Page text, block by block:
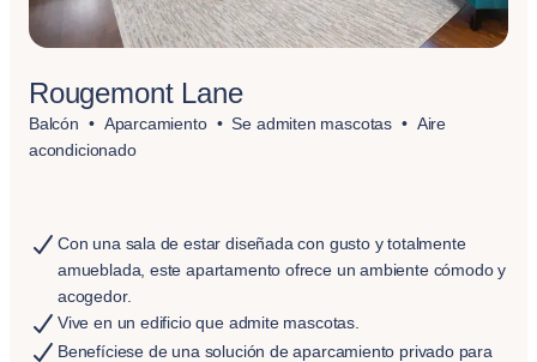
Rougemont Lane
Balcón Aparcamiento Se admiten mascotas
Aire
acondicionado
Con una sala de estar diseñada con gusto y totalmente
amueblada, este apartamento ofrece un ambiente cómodo y
acogedor.
Vive en un edificio que admite mascotas.
Benefíciese de una solución de aparcamiento privado para